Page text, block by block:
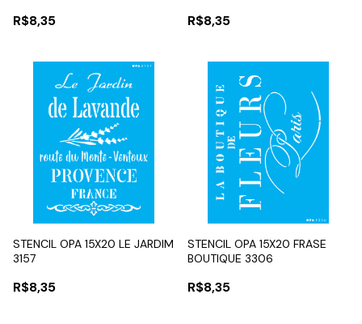
R$8,35 R$8,35
STENCIL OPA 15X20 LE JARDIM
3157
R$8,35
STENCIL OPA 15X20 FRASE
BOUTIQUE 3306
R$8,35